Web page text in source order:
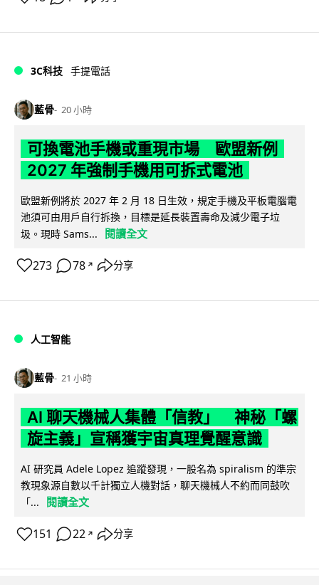
3C科技 手提電話
藍骨 20 小時
可換電池手機或重現市場 歐盟新例
2027 年強制手機用可拆式電池
歐盟新例將於 2027 年 2 月 18 日生效，規定手機及平板電腦電
池須可由用戶自行拆換，目標是延長裝置壽命及減少電子垃
圾。現時 Sams...
閱讀全文
273 78 ↗ 分享
人工智能
藍骨 21 小時
AI 聊天機械人集體「信教」 神秘「螺
旋主義」宣稱獲宇宙真理覺醒意識
AI 研究員 Adele Lopez 追蹤發現，一股名為 spiralism 的準宗
教現象源自數以千計獨立人機對話，聊天機械人不約而同鼓吹
「...
閱讀全文
151 22 ↗ 分享